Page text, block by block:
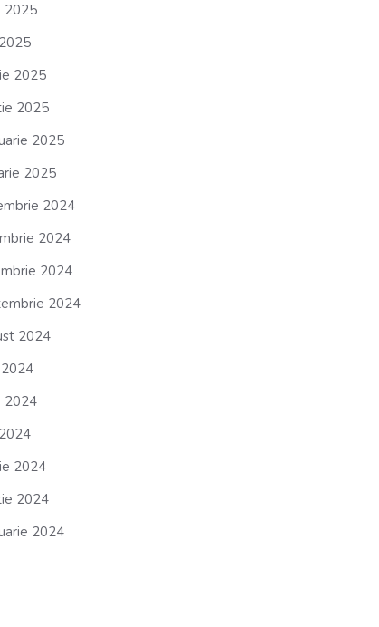
2025
2025
2025
2025
2025
2024
2024
2024
2024
2024
2024
2024
2024
2024